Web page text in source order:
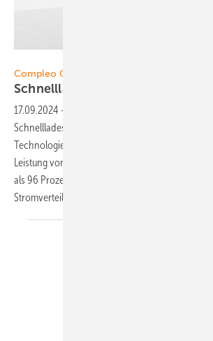
Compleo Charging Solutions
Sch nellladesystem mit 200
17.09.2024 -
Schnellladesystem (HPC) E-Tower 200 auf den
Technologie des E-Tower 200 ermöglicht
Leistung von bis zu 200 Kilowatt und einem
als 96 Prozent. Dank eines innovativen Systems
Stromverteilung...